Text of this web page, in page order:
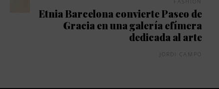
Etnia Barcelona convierte Paseo de
Gracia en una galería efímera
dedicada al arte
JORDI CAMPO